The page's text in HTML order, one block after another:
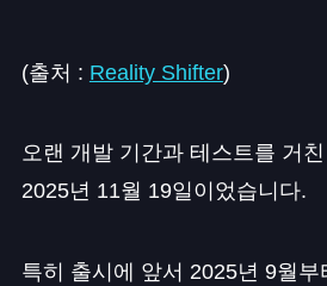
(출처 : Reality Shifter)
오랜 개발 기간과 테스트를 거
2025년 11월 19일이었습니다.
특히 출시에 앞서 2025년 9월